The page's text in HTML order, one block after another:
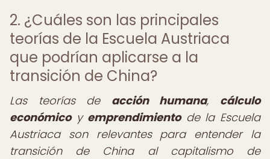
2. ¿Cuáles son las principales
teorías de la Escuela Austriaca
que podrían aplicarse a la
transición de China?
Las teorías de acción humana, cálculo
económicoy emprendimientode la Escuela
Austriaca son relevantes para entender la
transición de China al capitalismo de